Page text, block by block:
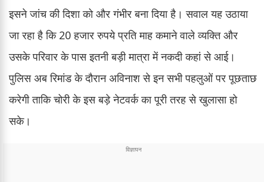
इसने जांच की दिशा को और गंभीर बना दिया है। सवाल यह उठाया
जा रहा है कि 20 हजार रुपये प्रति माह कमाने वाले व्यक्ति और
उसके परिवार के पास इतनी बड़ी मात्रा में नकदी कहां से आई।
पुलिस अब रिमांड के दौरान अविनाश से इन सभी पहलुओं पर पूछताछ
करेगी ताकि चोरी के इस बड़े नेटवर्क का पूरी तरह से खुलासा हो
सके।